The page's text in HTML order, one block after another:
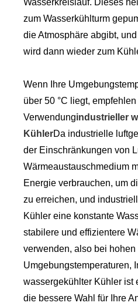
Wasserkreislauf. Dieses
zum Wasserkühlturm
die Atmosphäre abgibt,
wird dann wieder zum
Wenn Ihre
über 50 °C liegt,
Verwendungindustrieller
KühlerDa industrielle
der Einschränkungen von
Wärmeaustauschmedium
Energie verbrauchen, um
zu erreichen, und
Kühler eine konstante
stabilere und effizientere
verwenden, also bei hohen
Umgebungstemperaturen,
wassergekühlter Kühler ist
die bessere Wahl für Ihre